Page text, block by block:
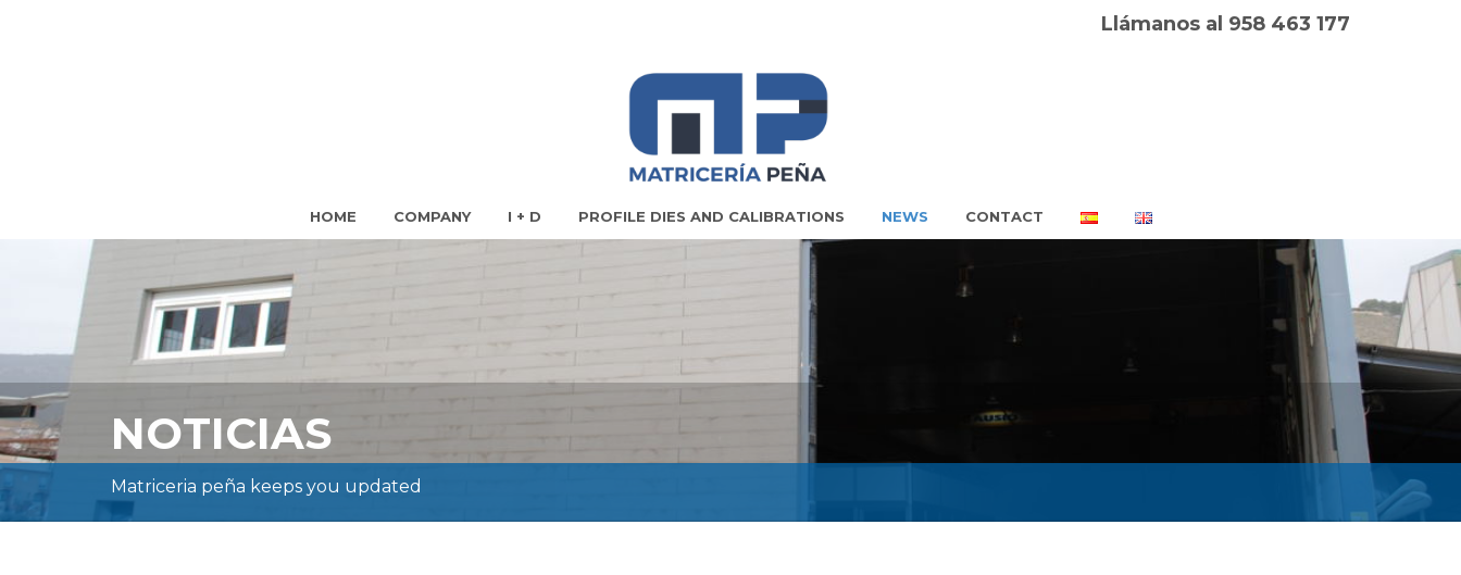
Llámanos al 958 463 177
HOME COMPANY I + D PROFILE DIES AND CALIBRATIONS NEWS CONTACT
NOTICIAS
Matriceria peña keeps you updated